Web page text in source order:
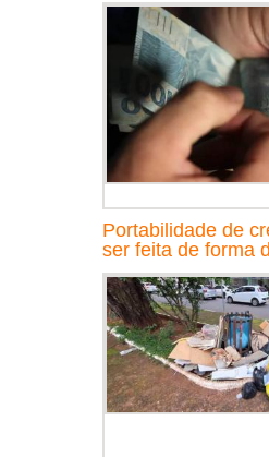
Portabilidade de
ser feita de forma